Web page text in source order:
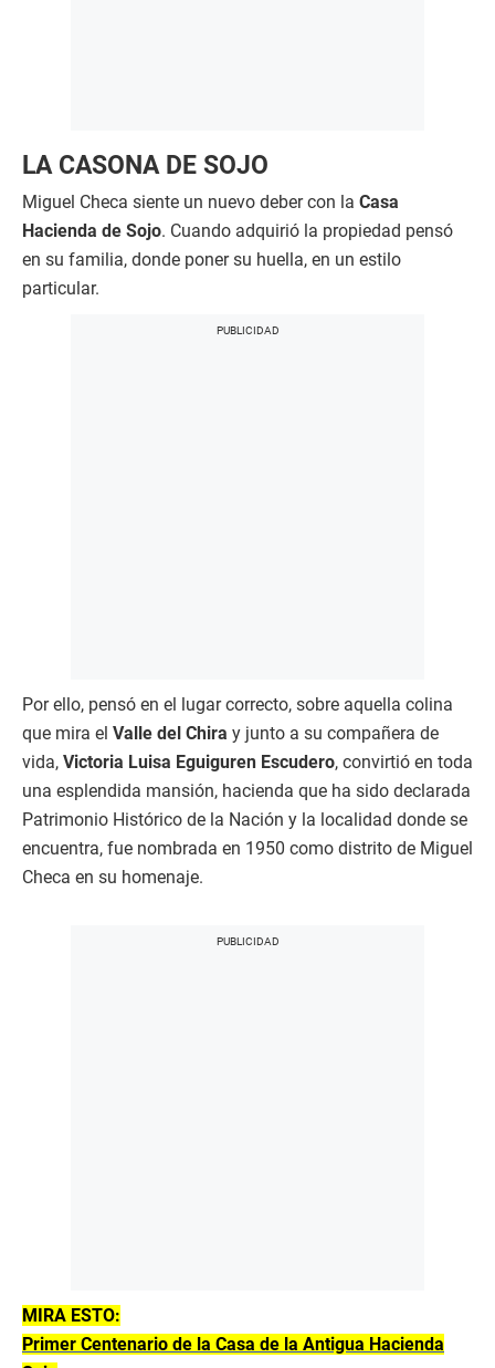
LA CASONA DE SOJO
Miguel Checa siente un nuevo deber con la Casa
Hacienda de Sojo. Cuando adquirió la propiedad pensó
en su familia, donde poner su huella, en un estilo
particular.
Por ello, pensó en el lugar correcto, sobre aquella colina
que mira el Valle del Chira y junto a su compañera de
vida, Victoria Luisa Eguiguren Escudero, convirtió en toda
una esplendida mansión, hacienda que ha sido declarada
Patrimonio Histórico de la Nación y la localidad donde se
encuentra, fue nombrada en 1950 como distrito de Miguel
Checa en su homenaje.
MIRA ESTO:
Primer Centenario de la Casa de la Antigua Hacienda